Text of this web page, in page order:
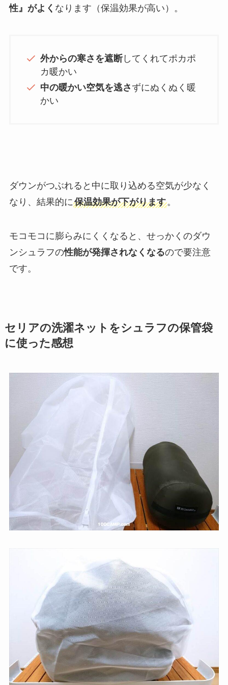
性』がよく なります（保温効果が高い）。
外からの寒さを遮断してくれてポカポ
カ暖かい
中の暖かい空気を逃さずにぬくぬく暖
かい
ダウンがつぶれると中に取り込める空気が少なく
なり、結果的に保温効果が下がります。
モコモコに膨らみにくくなると、せっかくのダウ
ンシュラフの性能が発揮されなくなるので要注意
です。
セリアの洗濯ネットをシュラフの保管袋
に使った感想